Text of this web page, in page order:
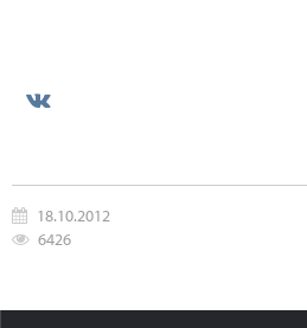
18.10.2012
6426